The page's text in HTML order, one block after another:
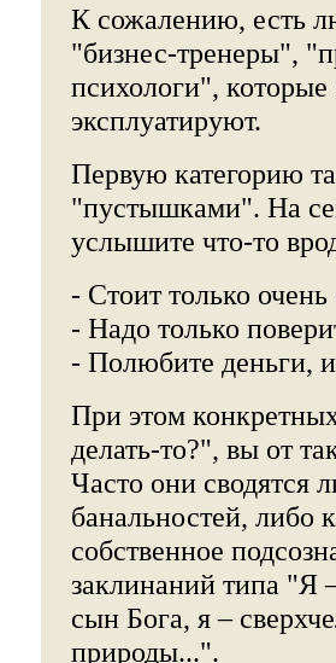
К сожалению, есть
"бизнес-тренеры",
психологи", которые
эксплуатируют.
Первую категорию
"пустышками". На
услышите что-то
- Стоит только очень
- Надо только
- Полюбите деньги,
При этом
делать-то?", вы от
Часто они сводятся
банальностей, либо
собственное
заклинаний типа "Я
сын Бога, я –
природы...".